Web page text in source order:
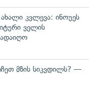
კვლევა: ინოუეს
ველის
მზის სიკვდილს? —